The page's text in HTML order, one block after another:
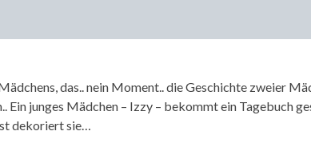
das.. nein Moment.. die Geschichte zweier
Ein junges Mädchen – Izzy – bekommt ein Tagebuch
dekoriert sie…